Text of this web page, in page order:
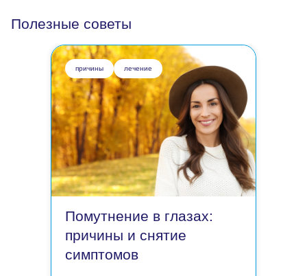
Полезные советы
причины лечение
Помутнение в глазах:
причины и снятие
симптомов